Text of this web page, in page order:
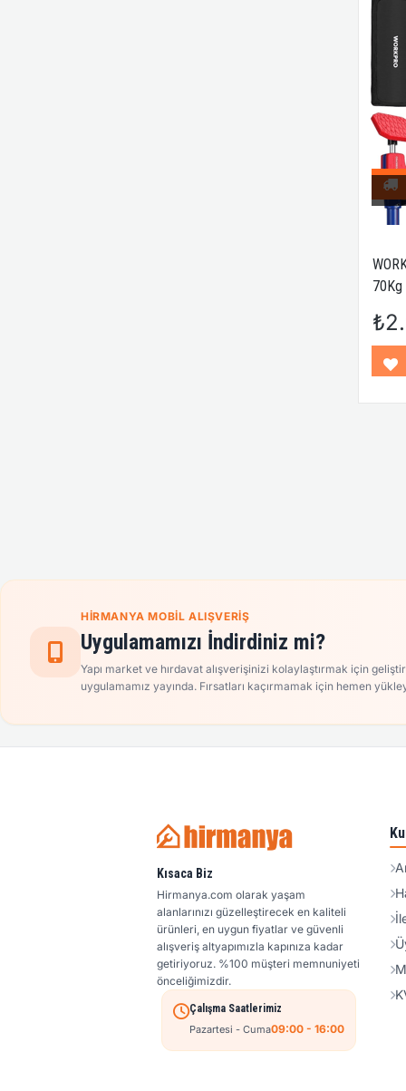
70Kg
+
HIRMANYA MOBIL ALIŞVERIŞ
Uygulamamızı İndirdiniz mi?
Yapı market ve hırdavat alışverişinizi kolaylaştırmak için
uygulamamız yayında. Fırsatları kaçırmamak için hemen
Kısaca Biz
Hirmanya.com olarak yaşam
alanlarınızı güzelleştirecek en kaliteli
ürünleri, en uygun fiyatlar ve güvenli
alışveriş altyapımızla kapınıza kadar
getiriyoruz. %100 müşteri memnuniyeti
önceliğimizdir.
Çalışma Saatlerimiz
Pazartesi - Cuma09:00 - 16:00